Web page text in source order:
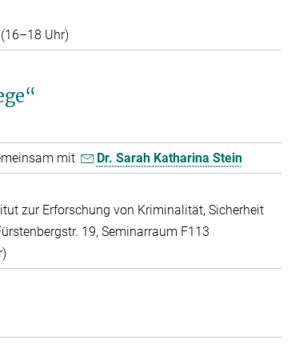
Uhr)
mit
Dr. Sarah Katharina Stein
zur Erforschung von Kriminalität, Sicherheit
19, Seminarraum F113